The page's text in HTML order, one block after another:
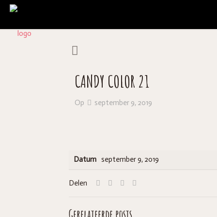
CANDY COLOR 21
Op september 9, 2019
Datum september 9, 2019
Delen